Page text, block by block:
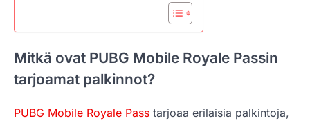
Mitkä ovat PUBG Mobile Royale Passin
tarjoamat palkinnot?
PUBG Mobile Royale Pass tarjoaa erilaisia palkintoja,